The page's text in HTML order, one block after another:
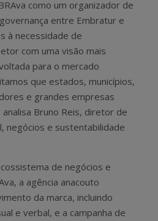
como um organizador de
entre Embratur e
à necessidade de
com uma visão mais
para o mercado
que estados, municípios,
e grandes empresas
analisa Bruno Reis, diretor de
negócios e sustentabilidade
de negócios e
a agência anacouto
da marca, incluindo
e verbal, e a campanha de